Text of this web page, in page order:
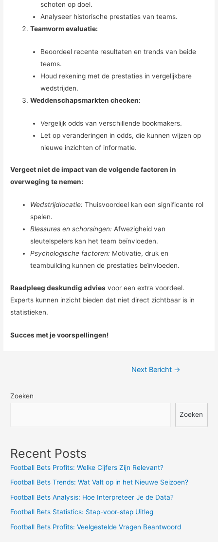
schoten op doel.
Analyseer historische prestaties van teams.
Teamvorm evaluatie:
Beoordeel recente resultaten en trends van beide
teams.
Houd rekening met de prestaties in vergelijkbare
wedstrijden.
Weddenschapsmarkten checken:
Vergelijk odds van verschillende bookmakers.
Let op veranderingen in odds, die kunnen wijzen op
nieuwe inzichten of informatie.
Vergeet niet de impact van de volgende factoren in
overweging te nemen:
Wedstrijdlocatie: Thuisvoordeel kan een significante rol
spelen.
Blessures en schorsingen: Afwezigheid van
sleutelspelers kan het team beïnvloeden.
Psychologische factoren: Motivatie, druk en
teambuilding kunnen de prestaties beïnvloeden.
Raadpleeg deskundig advies voor een extra voordeel.
Experts kunnen inzicht bieden dat niet direct zichtbaar is in
statistieken.
Succes met je voorspellingen!
Next Bericht →
Zoeken
Zoeken
Recent Posts
Football Bets Profits: Welke Cijfers Zijn Relevant?
Football Bets Trends: Wat Valt op in het Nieuwe Seizoen?
Football Bets Analysis: Hoe Interpreteer Je de Data?
Football Bets Statistics: Stap-voor-stap Uitleg
Football Bets Profits: Veelgestelde Vragen Beantwoord